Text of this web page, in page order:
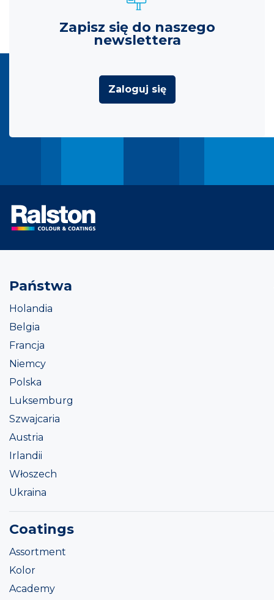
Zapisz się do naszego
newslettera
Zaloguj się
Państwa
Holandia
Belgia
Francja
Niemcy
Polska
Luksemburg
Szwajcaria
Austria
Irlandii
Włoszech
Ukraina
Coatings
Assortment
Kolor
Academy